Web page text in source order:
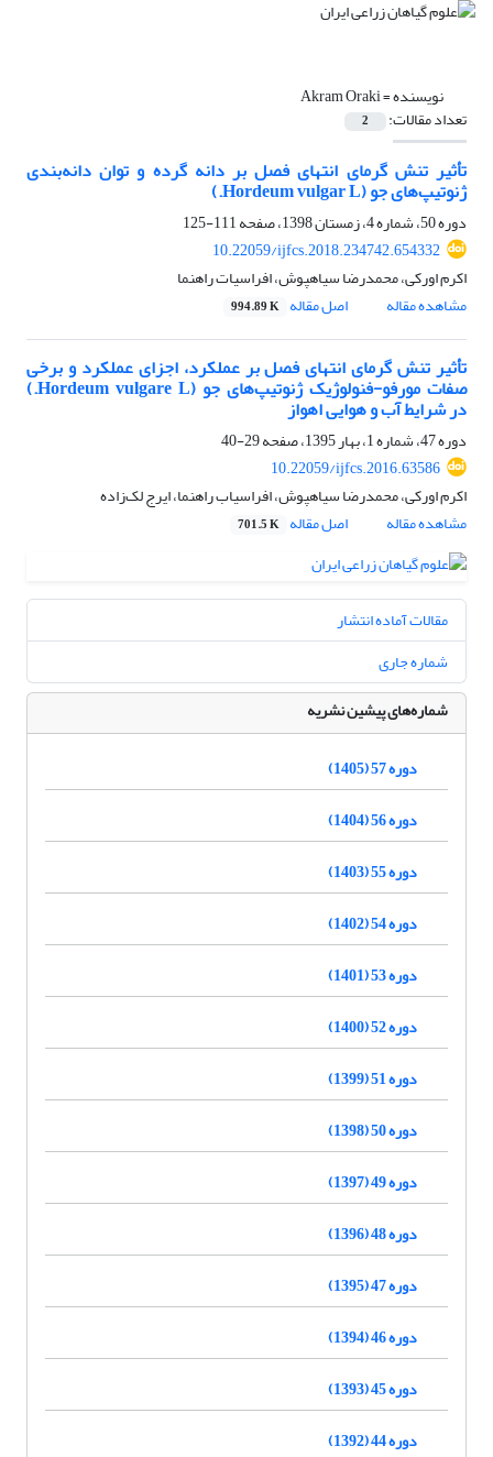
نویسنده =Akram Oraki
تعداد مقالات: 2
تأثیر تنش گرمای انتهای فصل بر دانه گرده و توان دانه‌بندی
ژنوتیپ‌های جو (Hordeum vulgar L.)
دوره 50، شماره 4، زمستان 1398، صفحه
111-125
10.22059/ijfcs.2018.234742.654332
اکرم اورکی، محمدرضا سیاهپوش، افراسیات راهنما
مشاهده مقاله
اصل مقاله 994.89 K
تأثیر تنش گرمای انتهای فصل بر عملکرد، اجزای عملکرد و برخی
صفات مورفو-فنولوژیک ژنوتیپ‌های جو (Hordeum vulgare L.)
در شرایط آب و هوایی اهواز
دوره 47، شماره 1، بهار 1395، صفحه
29-40
10.22059/ijfcs.2016.63586
اکرم اورکی، محمدرضا سیاهپوش، افراسیاب راهنما، ایرج لک‌زاده
مشاهده مقاله
اصل مقاله 701.5 K
مقالات آماده انتشار
شماره جاری
شماره‌های پیشین نشریه
دوره 57 (1405)
دوره 56 (1404)
دوره 55 (1403)
دوره 54 (1402)
دوره 53 (1401)
دوره 52 (1400)
دوره 51 (1399)
دوره 50 (1398)
دوره 49 (1397)
دوره 48 (1396)
دوره 47 (1395)
دوره 46 (1394)
دوره 45 (1393)
دوره 44 (1392)